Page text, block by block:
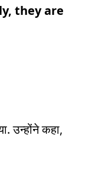
they are
उन्होंने कहा,